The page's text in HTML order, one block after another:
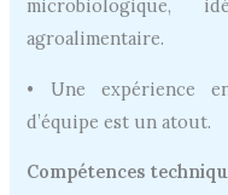
microbiologique,
agroalimentaire.
• Une expérience
d’équipe est un atout.
Compétences